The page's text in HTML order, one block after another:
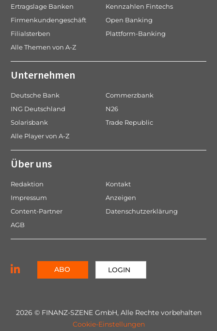
Ertragslage Banken
Kennzahlen Fintechs
Firmenkundengeschäft
Open Banking
Filialsterben
Plattform-Banking
Alle Themen von A-Z
Unternehmen
Deutsche Bank
Commerzbank
ING Deutschland
N26
Solarisbank
Trade Republic
Alle Player von A-Z
Über uns
Redaktion
Kontakt
Impressum
Anzeigen
Content-Partner
Datenschutzerklärung
AGB
ABO LOGIN
2026 © FINANZ-SZENE GmbH, Alle Rechte vorbehalten
Cookie-Einstellungen